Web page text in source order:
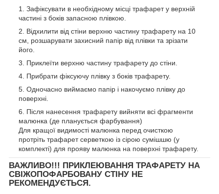
Зафіксувати в необхідному місці трафарет у верхній
частині з боків запасною плівкою.
Відхилити від стіни верхню частину трафарету на 10
см, розшарувати захисний папір від плівки та зрізати
його.
Приклеїти верхню частину трафарету до стіни.
Прибрати фіксуючу плівку з боків трафарету.
Одночасно виймаємо папір і накочуємо плівку до
поверхні.
Після нанесення трафарету вийняти всі фрагменти
малюнка (де планується фарбування)
Для кращої видимості малюнка перед очисткою
протріть трафарет серветкою із сірою сумішшю (у
комплекті) для прояву малюнка на поверхні трафарету.
ВАЖЛИВО!!! ПРИКЛЕЮВАННЯ ТРАФАРЕТУ НА
СВІЖОПОФАРБОВАНУ СТІНУ НЕ
РЕКОМЕНДУЄТЬСЯ.